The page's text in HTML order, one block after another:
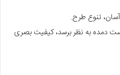
تنوع طرح.
دمده به نظر برسد، کیفیت بصری